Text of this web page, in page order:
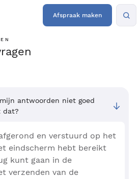
Afspraak maken
antwoorden niet goed
dat?
en verstuurd op het
eindscherm hebt bereikt
kunt gaan in de
verzenden van de